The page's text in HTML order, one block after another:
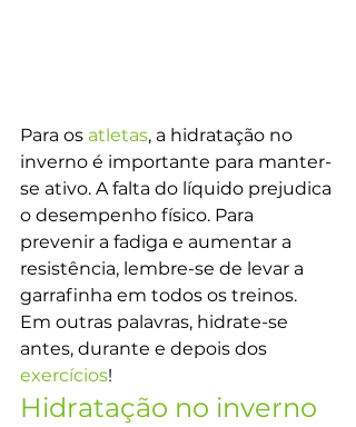
Para os atletas, a hidratação no
inverno é importante para manter-
se ativo. A falta do líquido prejudica
o desempenho físico. Para
prevenir a fadiga e aumentar a
resistência, lembre-se de levar a
garrafinha em todos os treinos.
Em outras palavras, hidrate-se
antes, durante e depois dos
exercícios!
Hidratação no inverno